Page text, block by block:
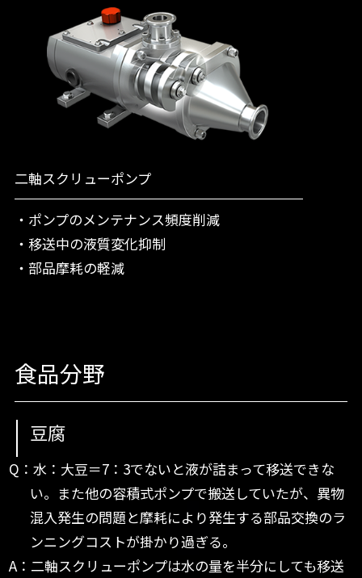
二軸スクリューポンプ
・ポンプのメンテナンス頻度削減
・移送中の液質変化抑制
・部品摩耗の軽減
食品分野
豆腐
Q：水：大豆＝7：3でないと液が詰まって移送できな
い。また他の容積式ポンプで搬送していたが、異物
混入発生の問題と摩耗により発生する部品交換のラ
ンニングコストが掛かり過ぎる。
A：二軸スクリューポンプは水の量を半分にしても移送